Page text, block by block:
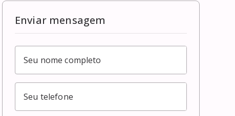
Enviar mensagem